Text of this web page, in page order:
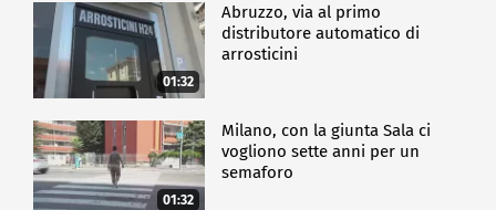
01:32
Abruzzo, via al primo
distributore automatico di
arrosticini
01:32
Milano, con la giunta Sala ci
vogliono sette anni per un
semaforo